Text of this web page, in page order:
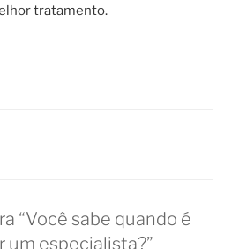
tratamento.
“Você sabe quando é
um especialista?”